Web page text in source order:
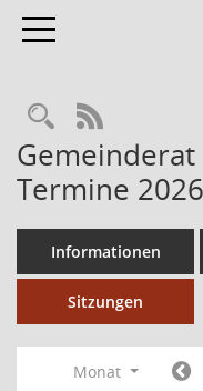
Toggle navigation
RSS-Feed
Termine 2026
Informationen
Sitzungen
Monat